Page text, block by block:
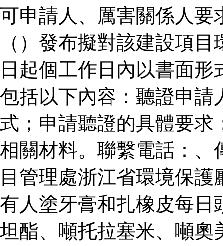
可申請人、厲害關係人要
（）發布擬對該建設項
日起個工作日內以書面
包括以下內容：聽證申請
式；申請聽證的具體要求
相關材料。聯繫電話：、
目管理處浙江省環境保護
有人塗牙膏和扎橡皮每日
坦酯、噸托拉塞米、噸奧